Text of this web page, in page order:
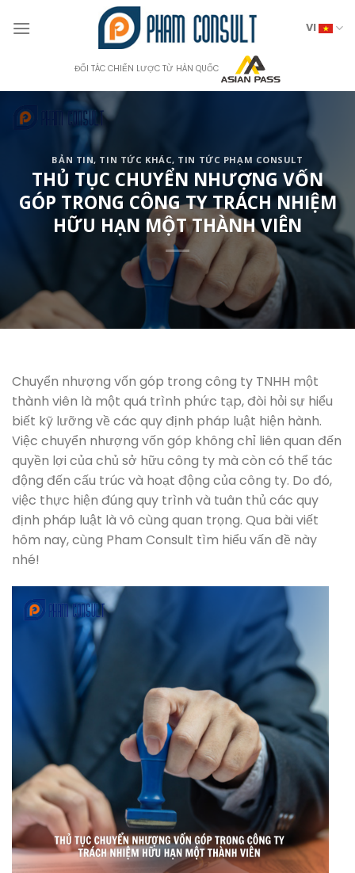
VI
ĐỐI TÁC CHIẾN LƯỢC TỪ HÀN QUỐC
BẢN TIN, TIN TỨC KHÁC, TIN TỨC PHẠM CONSULT
THỦ TỤC CHUYỂN NHƯỢNG VỐN
GÓP TRONG CÔNG TY TRÁCH NHIỆM
HỮU HẠN MỘT THÀNH VIÊN
Chuyển nhượng vốn góp trong công ty TNHH một
thành viên là một quá trình phức tạp, đòi hỏi sự hiểu
biết kỹ lưỡng về các quy định pháp luật hiện hành.
Việc chuyển nhượng vốn góp không chỉ liên quan đến
quyền lợi của chủ sở hữu công ty mà còn có thể tác
động đến cấu trúc và hoạt động của công ty. Do đó,
việc thực hiện đúng quy trình và tuân thủ các quy
định pháp luật là vô cùng quan trọng. Qua bài viết
hôm nay, cùng Pham Consult tìm hiểu vấn đề này
nhé!